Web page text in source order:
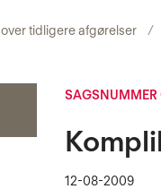
tidligere afgørelser
12-08-2009